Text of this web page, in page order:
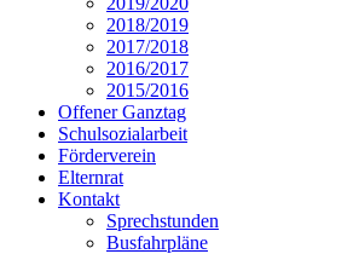
2018/2019
2017/2018
2016/2017
2015/2016
Offener Ganztag
Schulsozialarbeit
Förderverein
Elternrat
Kontakt
Sprechstunden
Busfahrpläne